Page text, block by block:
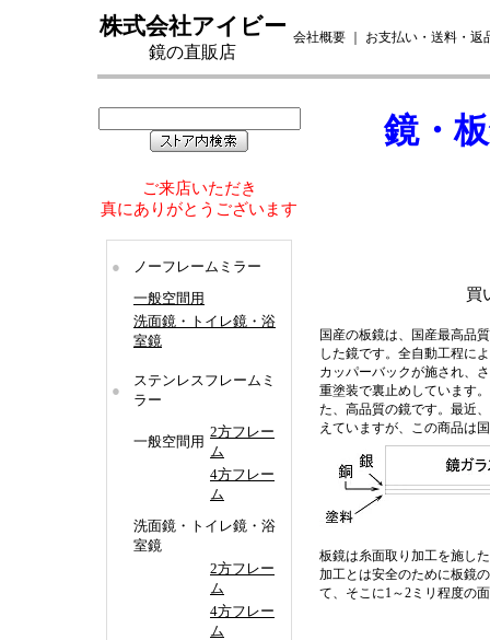
株式会社アイビー
鏡の直販店
会社概要 お支払い・送料・返
ご来店いただき
真にありがとうございます
●
ノーフレームミラー
一般空間用
洗面鏡・トイレ鏡・浴
室鏡
●
ステンレスフレームミ
ラー
一般空間用
2方フレー
ム
4方フレー
ム
洗面鏡・トイレ鏡・浴
室鏡
2方フレー
ム
4方フレー
ム
鏡・
買
国産の板鏡は、国産最高品
した鏡です。全自動工程に
カッパーバックが施され、
重塗装で裏止めしています
た、高品質の鏡です。最近
えていますが、この商品は
板鏡は糸面取り加工を施し
加工とは安全のために板鏡
て、そこに1～2ミリ程度の